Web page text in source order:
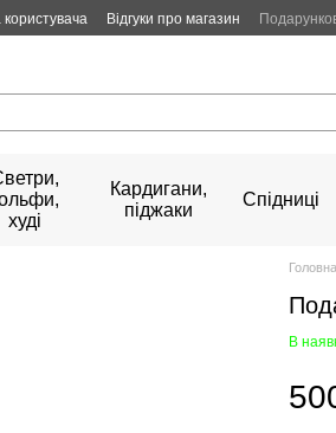
користувача Відгуки про магазин
худі
Кардигани,
піджаки
Спідниці
Головна
В